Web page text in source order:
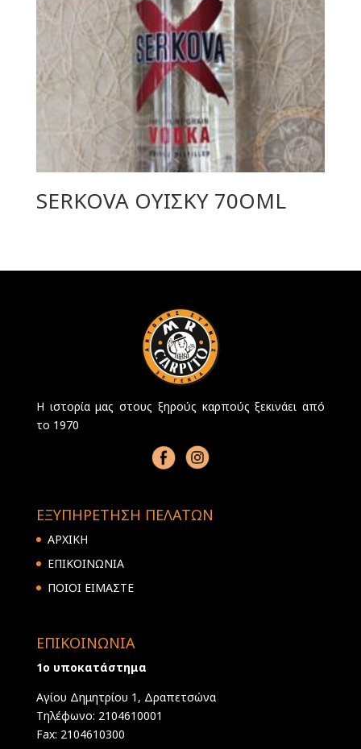
SERKOVA ΟΥΙΣΚΥ 70ΟML
Η ιστορία μας στους ξηρούς καρπούς ξεκινάει από
το 1970
ΕΞΥΠΗΡΕΤΗΣΗ ΠΕΛΑΤΩΝ
ΑΡΧΙΚΗ
ΕΠΙΚΟΙΝΩΝΙΑ
ΠΟΙΟΙ ΕΙΜΑΣΤΕ
ΕΠΙΚΟΙΝΩΝΙΑ
1ο υποκατάστημα
Αγίου Δημητρίου 1, Δραπετσώνα
Τηλέφωνο: 2104610001
Fax: 2104610300